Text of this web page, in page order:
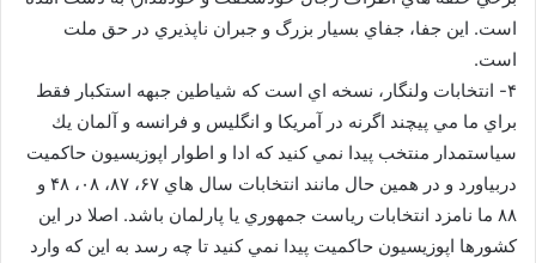
است. اين جفا، جفاي بسيار بزرگ و جبران ناپذيري در حق ملت
است.
۴- انتخابات ولنگار، نسخه اي است كه شياطين جبهه استكبار فقط
براي ما مي پيچند اگرنه در آمريكا و انگليس و فرانسه و آلمان يك
سياستمدار منتخب پيدا نمي كنيد كه ادا و اطوار اپوزيسيون حاكميت
دربياورد و در همين حال مانند انتخابات سال هاي ۶۷، ۸۷، ۰۸، ۴۸ و
۸۸ ما نامزد انتخابات رياست جمهوري يا پارلمان باشد. اصلا در اين
كشورها اپوزيسيون حاكميت پيدا نمي كنيد تا چه رسد به اين كه وارد